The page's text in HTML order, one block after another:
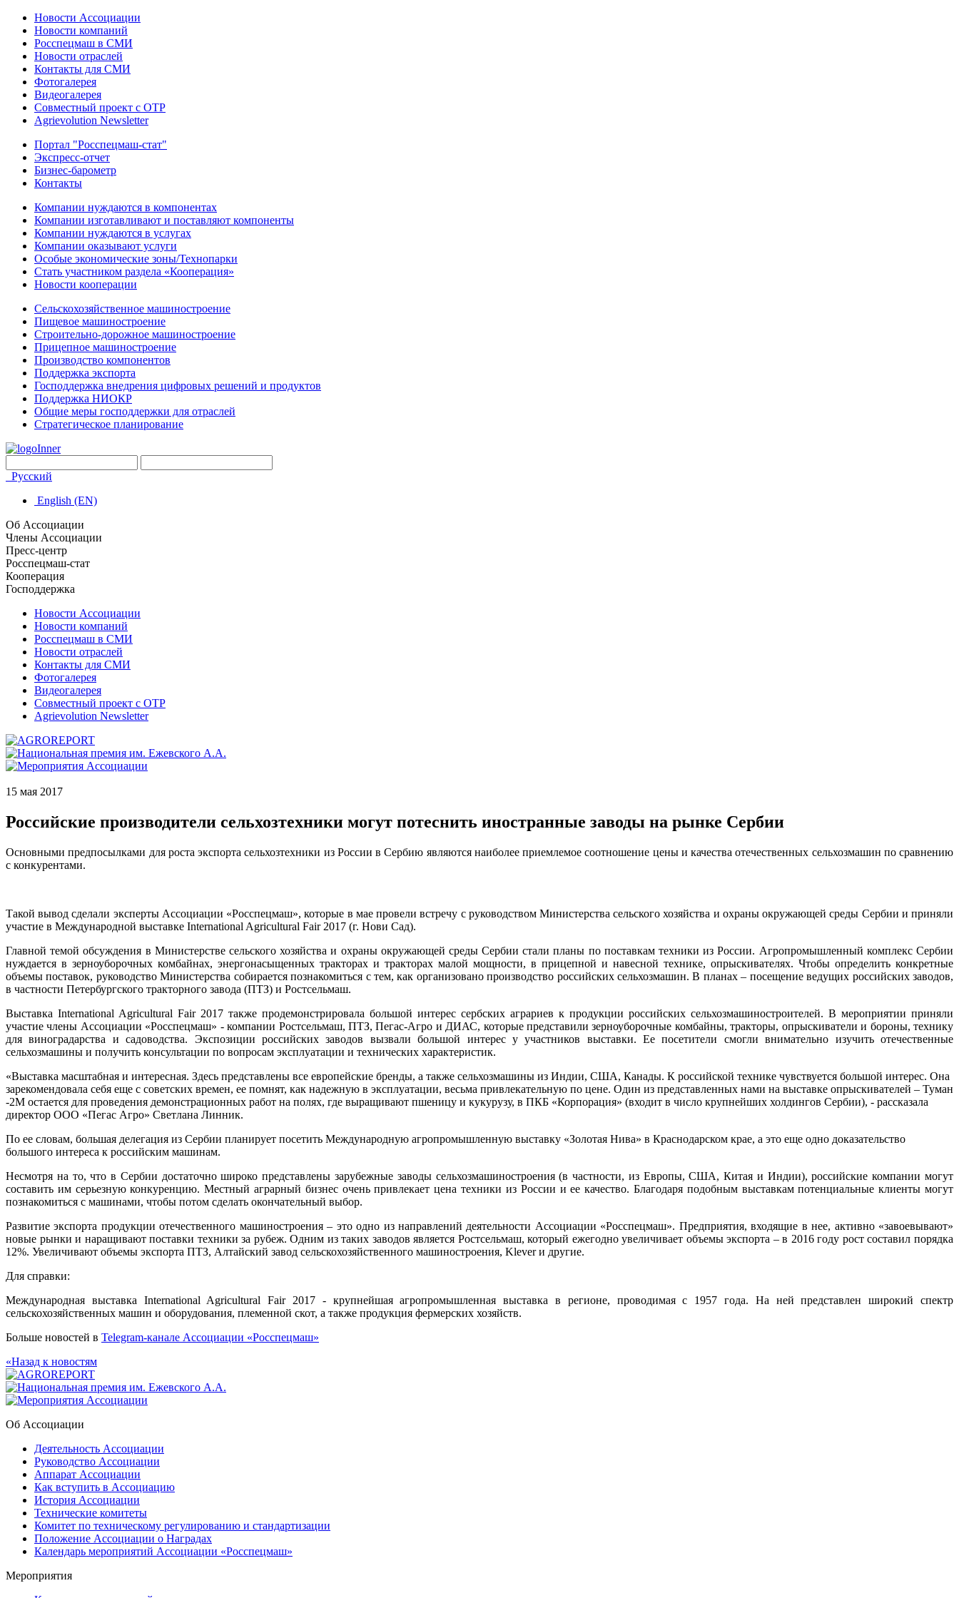
Новости Ассоциации
Новости компаний
Росспецмаш в СМИ
Новости отраслей
Контакты для СМИ
Фотогалерея
Видеогалерея
Совместный проект с ОТР
Agrievolution Newsletter
Портал "Росспецмаш-стат"
Экспресс-отчет
Бизнес-барометр
Контакты
Компании нуждаются в компонентах
Компании изготавливают и поставляют компоненты
Компании нуждаются в услугах
Компании оказывают услуги
Особые экономические зоны/Технопарки
Стать участником раздела «Кооперация»
Новости кооперации
Сельскохозяйственное машиностроение
Пищевое машиностроение
Строительно-дорожное машиностроение
Прицепное машиностроение
Производство компонентов
Поддержка экспорта
Господдержка внедрения цифровых решений и продуктов
Поддержка НИОКР
Общие меры господдержки для отраслей
Стратегическое планирование
Русский
English (EN)
Об Ассоциации
Члены Ассоциации
Пресс-центр
Росспецмаш-стат
Кооперация
Господдержка
Новости Ассоциации
Новости компаний
Росспецмаш в СМИ
Новости отраслей
Контакты для СМИ
Фотогалерея
Видеогалерея
Совместный проект с ОТР
Agrievolution Newsletter
15 мая 2017
Российские производители сельхозтехники могут потеснить иностранные заводы на рынке Сербии
Основными предпосылками для роста экспорта сельхозтехники из России в Сербию являются наиболее приемлемое соотношение цены и качества отечественных сельхозмашин по сравнению
с конкурентами.
Такой вывод сделали эксперты Ассоциации «Росспецмаш», которые в мае провели встречу с руководством Министерства сельского хозяйства и охраны окружающей среды Сербии и приняли
участие в Международной выставке International Agricultural Fair 2017 (г. Нови Сад).
Главной темой обсуждения в Министерстве сельского хозяйства и охраны окружающей среды Сербии стали планы по поставкам техники из России. Агропромышленный комплекс Сербии
нуждается в зерноуборочных комбайнах, энергонасыщенных тракторах и тракторах малой мощности, в прицепной и навесной технике, опрыскивателях. Чтобы определить конкретные
объемы поставок, руководство Министерства собирается познакомиться с тем, как организовано производство российских сельхозмашин. В планах – посещение ведущих российских заводов,
в частности Петербургского тракторного завода (ПТЗ) и Ростсельмаш.
Выставка International Agricultural Fair 2017 также продемонстрировала большой интерес сербских аграриев к продукции российских сельхозмашиностроителей. В мероприятии приняли
участие члены Ассоциации «Росспецмаш» - компании Ростсельмаш, ПТЗ, Пегас-Агро и ДИАС, которые представили зерноуборочные комбайны, тракторы, опрыскиватели и бороны, технику
для виноградарства и садоводства. Экспозиции российских заводов вызвали большой интерес у участников выставки. Ее посетители смогли внимательно изучить отечественные
сельхозмашины и получить консультации по вопросам эксплуатации и технических характеристик.
«Выставка масштабная и интересная. Здесь представлены все европейские бренды, а также сельхозмашины из Индии, США, Канады. К российской технике чувствуется большой интерес. Она
зарекомендовала себя еще с советских времен, ее помнят, как надежную в эксплуатации, весьма привлекательную по цене. Один из представленных нами на выставке опрыскивателей – Туман
-2М остается для проведения демонстрационных работ на полях, где выращивают пшеницу и кукурузу, в ПКБ «Корпорация» (входит в число крупнейших холдингов Сербии), - рассказала
директор ООО «Пегас Агро» Светлана Линник.
По ее словам, большая делегация из Сербии планирует посетить Международную агропромышленную выставку «Золотая Нива» в Краснодарском крае, а это еще одно доказательство
большого интереса к российским машинам.
Несмотря на то, что в Сербии достаточно широко представлены зарубежные заводы сельхозмашиностроения (в частности, из Европы, США, Китая и Индии), российские компании могут
составить им серьезную конкуренцию. Местный аграрный бизнес очень привлекает цена техники из России и ее качество. Благодаря подобным выставкам потенциальные клиенты могут
познакомиться с машинами, чтобы потом сделать окончательный выбор.
Развитие экспорта продукции отечественного машиностроения – это одно из направлений деятельности Ассоциации «Росспецмаш». Предприятия, входящие в нее, активно «завоевывают»
новые рынки и наращивают поставки техники за рубеж. Одним из таких заводов является Ростсельмаш, который ежегодно увеличивает объемы экспорта – в 2016 году рост составил порядка
12%. Увеличивают объемы экспорта ПТЗ, Алтайский завод сельскохозяйственного машиностроения, Klever и другие.
Для справки:
Международная выставка International Agricultural Fair 2017 - крупнейшая агропромышленная выставка в регионе, проводимая с 1957 года. На ней представлен широкий спектр
сельскохозяйственных машин и оборудования, племенной скот, а также продукция фермерских хозяйств.
Больше новостей в Telegram-канале Ассоциации «Росспецмаш»
«Назад к новостям
Об Ассоциации
Деятельность Ассоциации
Руководство Ассоциации
Аппарат Ассоциации
Как вступить в Ассоциацию
История Ассоциации
Технические комитеты
Комитет по техническому регулированию и стандартизации
Положение Ассоциации о Наградах
Календарь мероприятий Ассоциации «Росспецмаш»
Мероприятия